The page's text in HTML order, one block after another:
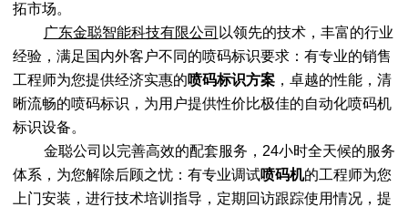
拓市场。
广东金聪智能科技有限公司 以领先的技术，丰富的行业
经验，满足国内外客户不同的喷码标识要求：有专业的销售
工程师为您提供经济实惠的喷码标识方案 ，卓越的性能，清
晰流畅的喷码标识，为用户提供性价比极佳的自动化喷码机
标识设备。
金聪公司以完善高效的配套服务，24小时全天候的服务
体系，为您解除后顾之忧：有专业调试喷码机的工程师为您
上门安装，进行技术培训指导，定期回访跟踪使用情况，提